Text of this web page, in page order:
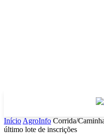
Início AgroInfo Corrida/
último lote de inscrições